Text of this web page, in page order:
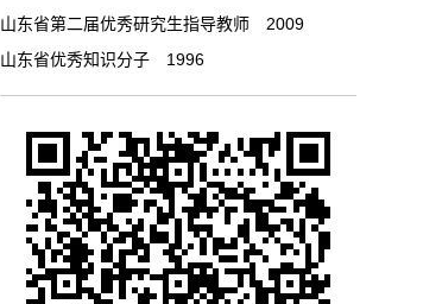
山东省第二届优秀研究生指导教师 2009
山东省优秀知识分子 1996